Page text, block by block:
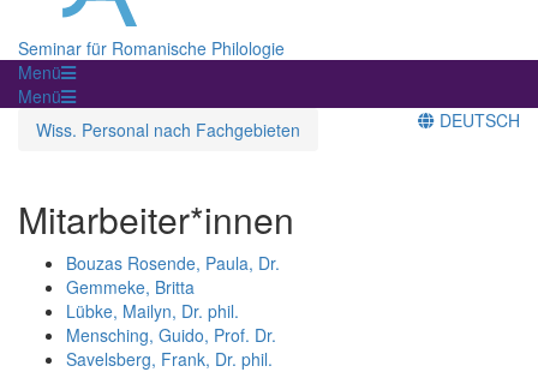
Seminar für Romanische Philologie
Menü
Menü
Wiss. Personal nach Fachgebieten
DEUTSCH
Mitarbeiter*innen
Bouzas Rosende, Paula, Dr.
Gemmeke, Britta
Lübke, Mailyn, Dr. phil.
Mensching, Guido, Prof. Dr.
Savelsberg, Frank, Dr. phil.